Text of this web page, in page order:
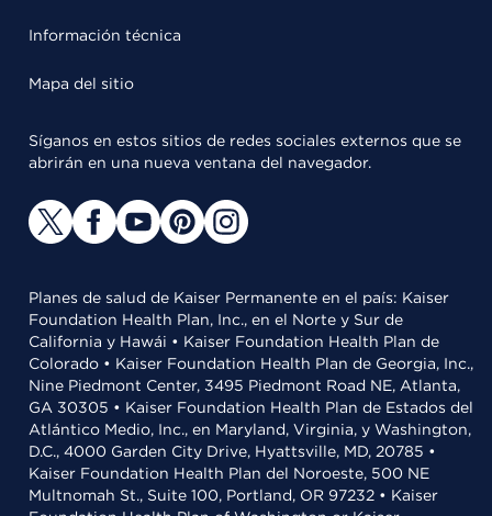
Información técnica
Mapa del sitio
Síganos en estos sitios de redes sociales externos que se
abrirán en una nueva ventana del navegador.
Planes de salud de Kaiser Permanente en el país: Kaiser
Foundation Health Plan, Inc., en el Norte y Sur de
California y Hawái • Kaiser Foundation Health Plan de
Colorado • Kaiser Foundation Health Plan de Georgia, Inc.,
Nine Piedmont Center, 3495 Piedmont Road NE, Atlanta,
GA 30305 • Kaiser Foundation Health Plan de Estados del
Atlántico Medio, Inc., en Maryland, Virginia, y Washington,
D.C., 4000 Garden City Drive, Hyattsville, MD, 20785 •
Kaiser Foundation Health Plan del Noroeste, 500 NE
Multnomah St., Suite 100, Portland, OR 97232 • Kaiser